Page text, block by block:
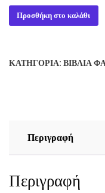
NIGHT
WATCH
PRATCHER
Προσθήκη στο καλάθι
ΚΑΤΗΓΟΡΊΑ: ΒΙΒΛΊΑ
Περιγραφή
Περιγραφή